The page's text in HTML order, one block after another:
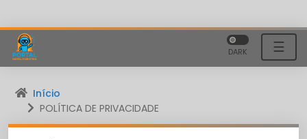
☰
DARK
Início
POLÍTICA DE PRIVACIDADE